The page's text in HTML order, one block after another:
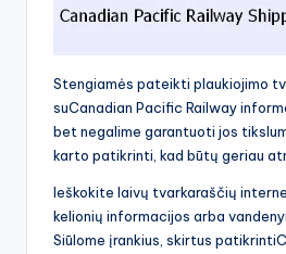
Stengiamės pateikti plaukiojimo
suCanadian Pacific Railway
bet negalime garantuoti jos
karto patikrinti, kad būtų geriau
Ieškokite laivų tvarkaraščių
kelionių informacijos arba
Siūlome įrankius, skirtus